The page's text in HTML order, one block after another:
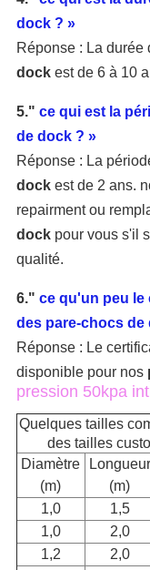
dock ? »
Réponse : La durée
dockest de 6 à 10
5." ce qui est la
de dock ? »
Réponse : La
dockest de 2 ans.
repairment ou
dockpour vous s'il
qualité.
6." ce qu'un peu
des pare-chocs de
Réponse : Le
disponible pour nos
pression 50kpa
Quelques tailles
des tailles
Diamètre
(m)
Longueur
(m)
1,0
1,5
1,0
2,0
1,2
2,0